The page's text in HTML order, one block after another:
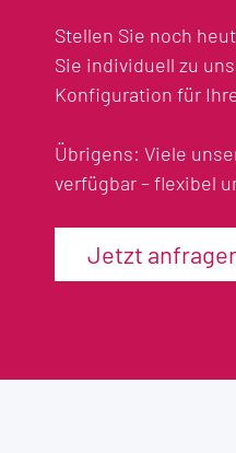
Stellen Sie noch
Sie individuell zu
Konfiguration für
Übrigens: Viele
verfügbar – flexibel
Jetzt